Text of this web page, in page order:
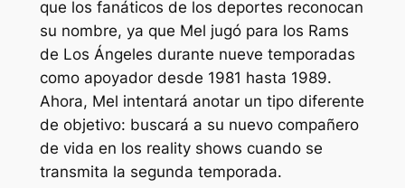
que los fanáticos de los deportes reconocan
su nombre, ya que Mel jugó para los Rams
de Los Ángeles durante nueve temporadas
como apoyador desde 1981 hasta 1989.
Ahora, Mel intentará anotar un tipo diferente
de objetivo: buscará a su nuevo compañero
de vida en los reality shows cuando se
transmita la segunda temporada.